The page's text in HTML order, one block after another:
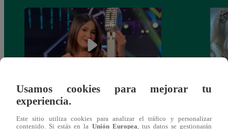
¡Imitadora de Laura Pausini se consagró
ganadora de Yo Soy: Nueva Generación!
Usamos cookies para mejorar tu
experiencia.
Este sitio utiliza cookies para analizar el tráfico y personalizar
contenido. Si estás en la Unión Europea , tus datos se gestionarán